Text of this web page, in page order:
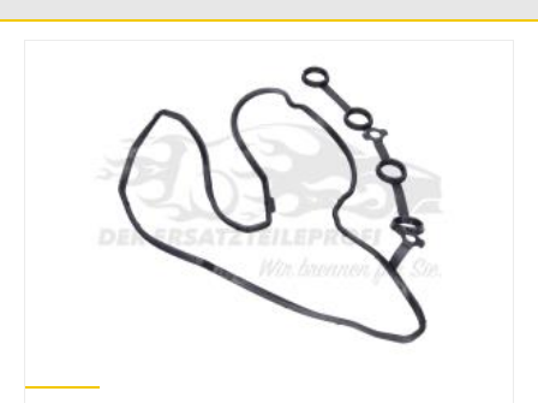
Nissan Ersatzteile
Seat Ersatzteile
Skoda Ersatzteile